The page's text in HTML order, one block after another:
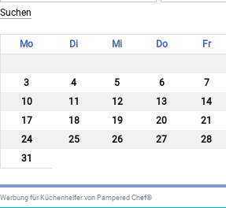
Mo Di Mi Do Fr
3
4 5 6 7
10
11 12 13 14
17
18 19 20 21
24
25 26 27 28
31
Werbung für Küchenhelfer von Pampered Chef®